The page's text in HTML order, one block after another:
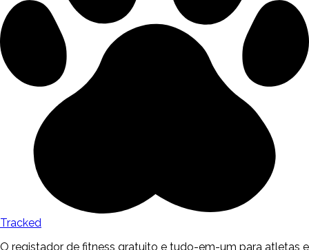
Tracked
O registador de fitness gratuito e tudo-em-um para atletas e